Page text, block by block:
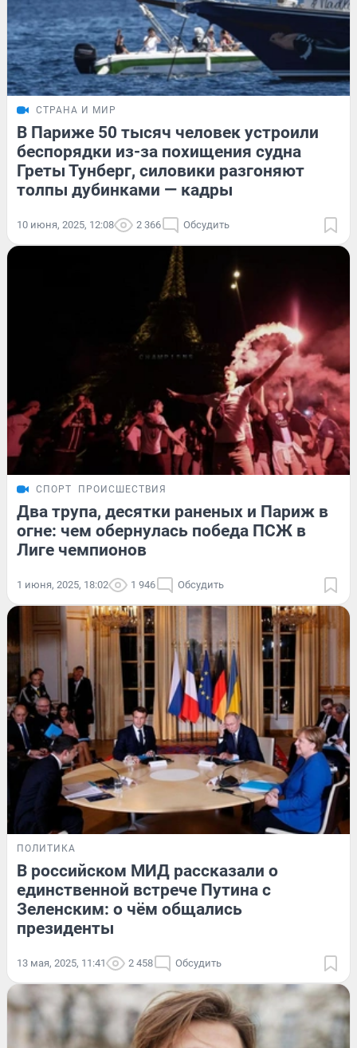
СТРАНА И МИР
В Париже 50 тысяч человек устроили
беспорядки из-за похищения судна
Греты Тунберг, силовики разгоняют
толпы дубинками — кадры
10 июня, 2025, 12:08 2 366 Обсудить
СПОРТ ПРОИСШЕСТВИЯ
Два трупа, десятки раненых и Париж в
огне: чем обернулась победа ПСЖ в
Лиге чемпионов
1 июня, 2025, 18:02 1 946 Обсудить
ПОЛИТИКА
В российском МИД рассказали о
единственной встрече Путина с
Зеленским: о чём общались
президенты
13 мая, 2025, 11:41 2 458 Обсудить